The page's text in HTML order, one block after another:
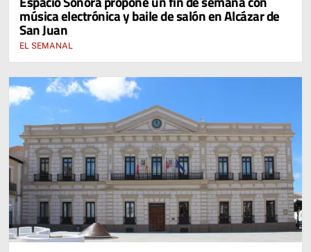
música electrónica y baile de salón en Alcázar de
San Juan
EL SEMANAL